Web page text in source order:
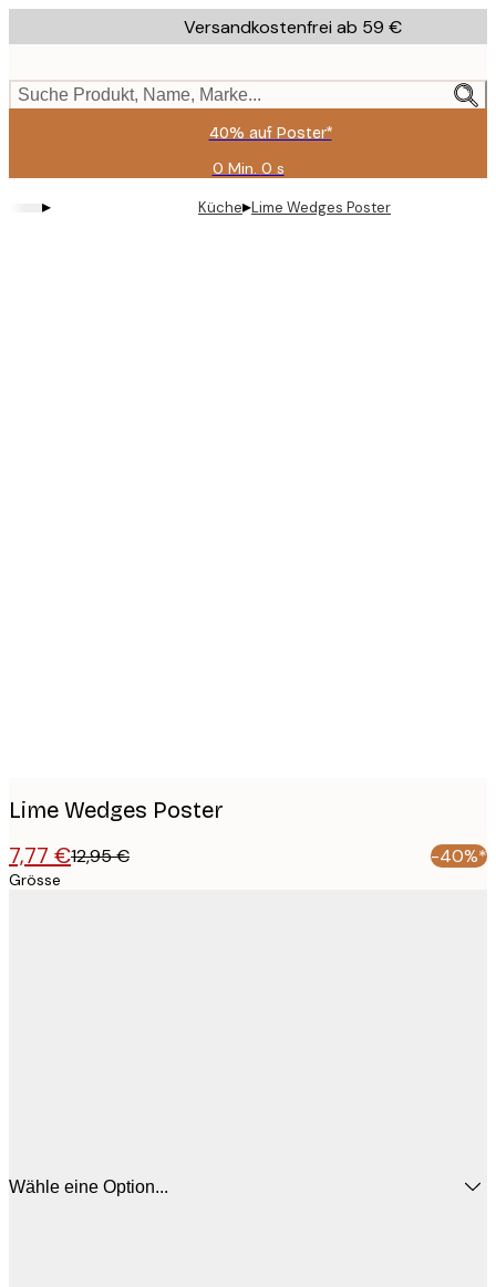
to
content.
Versandkostenfrei ab 59 €
Suche Produkt, Name, Marke...
40% auf Poster*
0 Min. 0 s
Gültig
bis:
2026-
▸ Küche▸Lime Wedges Poster
Lime Wedges Poster
7,77 €12,95 € -40%*
Grösse
Wähle eine Option...